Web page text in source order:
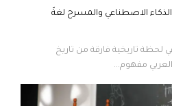
الاصطناعي والمسرح لغةً
لحظة تاريخية فارقة من تاريخ
مفهوم...